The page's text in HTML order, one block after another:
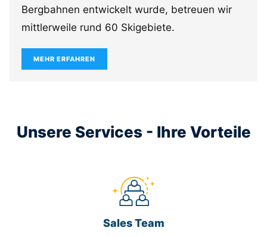
Bergbahnen entwickelt wurde, betreuen wir
mittlerweile rund 60 Skigebiete.
MEHR ERFAHREN
Unsere Services - Ihre Vorteile
Sales Team